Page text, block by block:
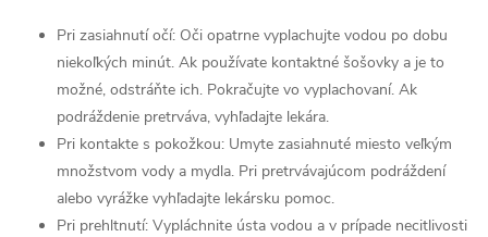
Pri zasiahnutí očí: Oči opatrne vyplachujte vodou po dobu
niekoľkých minút. Ak používate kontaktné šošovky a je to
možné, odstráňte ich. Pokračujte vo vyplachovaní. Ak
podráždenie pretrváva, vyhľadajte lekára.
Pri kontakte s pokožkou: Umyte zasiahnuté miesto veľkým
množstvom vody a mydla. Pri pretrvávajúcom podráždení
alebo vyrážke vyhľadajte lekársku pomoc.
Pri prehltnutí: Vypláchnite ústa vodou a v prípade necitlivosti